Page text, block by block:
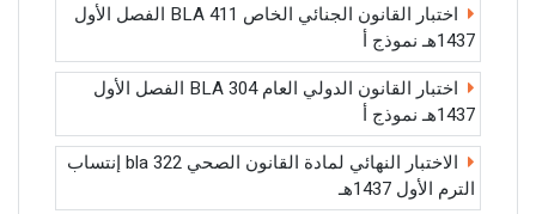
اختبار القانون الجنائي الخاص BLA 411 الفصل الأول
1437هـ نموذج أ
اختبار القانون الدولي العام BLA 304 الفصل الأول
1437هـ نموذج أ
الاختبار النهائي لمادة القانون الصحي bla 322 إنتساب
الترم الأول 1437هـ